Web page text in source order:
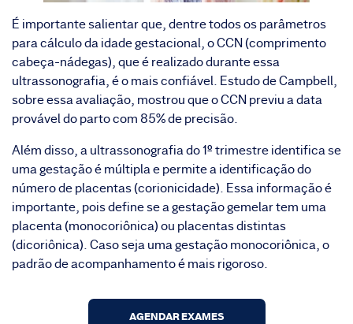
É importante salientar que, dentre todos os parâmetros
para cálculo da idade gestacional, o CCN (comprimento
cabeça-nádegas), que é realizado durante essa
ultrassonografia, é o mais confiável. Estudo de Campbell,
sobre essa avaliação, mostrou que o CCN previu a data
provável do parto com 85% de precisão.
Além disso, a ultrassonografia do 1º trimestre identifica se
uma gestação é múltipla e permite a identificação do
número de placentas (corionicidade). Essa informação é
importante, pois define se a gestação gemelar tem uma
placenta (monocoriônica) ou placentas distintas
(dicoriônica). Caso seja uma gestação monocoriônica, o
padrão de acompanhamento é mais rigoroso.
AGENDAR EXAMES